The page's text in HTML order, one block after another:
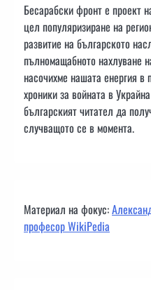
Бесарабски фронт е проект
цел популяризиране на
развитие на българското
пълномащабното нахлуване
насочихме нашата енергия
хроники за войната в
българският читател да
случващото се в момента.
Материал на фокус:
професор WikiPedia